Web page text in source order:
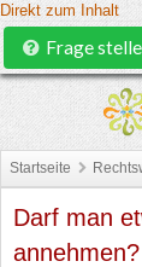
Direkt zum Inhalt
Frage
Startseite
Darf man
annehmen?